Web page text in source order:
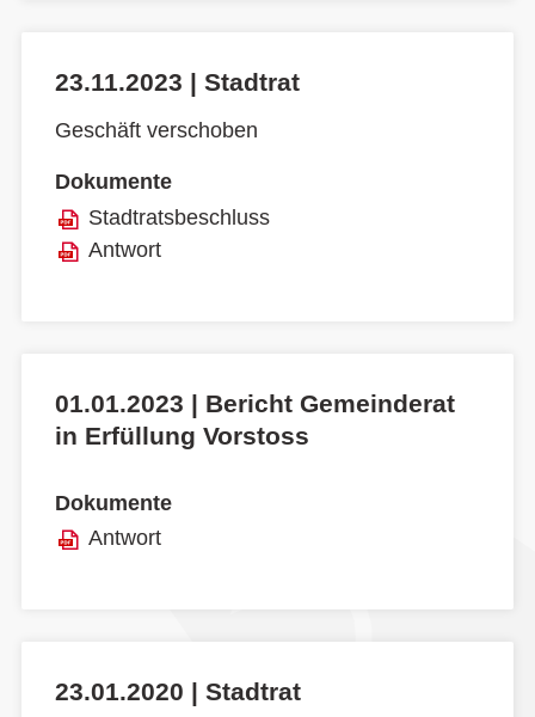
23.11.2023 | Stadtrat
Geschäft verschoben
Dokumente
Stadtratsbeschluss
Antwort
01.01.2023 | Bericht Gemeinderat
in Erfüllung Vorstoss
Dokumente
Antwort
23.01.2020 | Stadtrat